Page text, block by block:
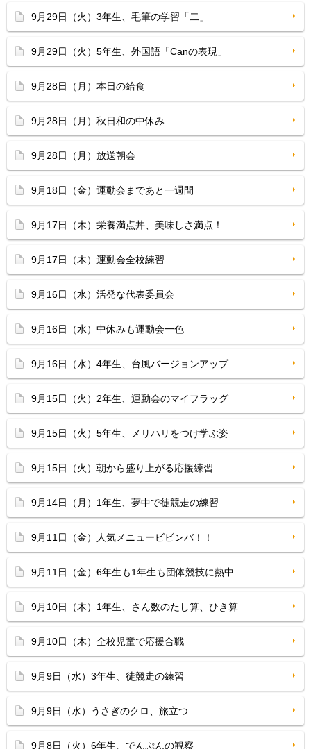
9月29日（火）3年生、毛筆の学習「二」
9月29日（火）5年生、外国語「Canの表現」
9月28日（月）本日の給食
9月28日（月）秋日和の中休み
9月28日（月）放送朝会
9月18日（金）運動会まであと一週間
9月17日（木）栄養満点丼、美味しさ満点！
9月17日（木）運動会全校練習
9月16日（水）活発な代表委員会
9月16日（水）中休みも運動会一色
9月16日（水）4年生、台風バージョンアップ
9月15日（火）2年生、運動会のマイフラッグ
9月15日（火）5年生、メリハリをつけ学ぶ姿
9月15日（火）朝から盛り上がる応援練習
9月14日（月）1年生、夢中で徒競走の練習
9月11日（金）人気メニュービビンバ！！
9月11日（金）6年生も1年生も団体競技に熱中
9月10日（木）1年生、さん数のたし算、ひき算
9月10日（木）全校児童で応援合戦
9月9日（水）3年生、徒競走の練習
9月9日（水）うさぎのクロ、旅立つ
9月8日（火）6年生、でんぷんの観察